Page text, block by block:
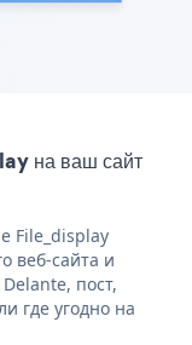
на ваш сайт
File_display
веб-сайта и
пост,
где угодно на